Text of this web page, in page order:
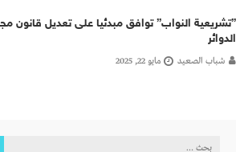
”تشريعية النواب” توافق مبدئيا على تعديل قانون
الدوائر
شباب الصعيد مايو 22, 2025
البحث